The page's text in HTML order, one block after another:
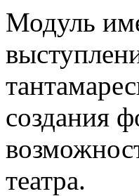
Модуль
создания
театра.